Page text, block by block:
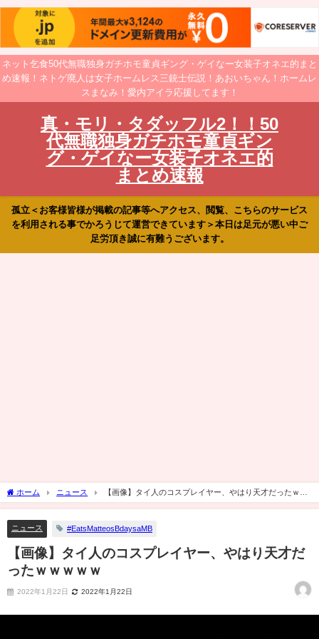
ネット乞食50代無職独身ガチホモ童貞ギング・ゲイなー女装子オネエ的まと
め速報！ネトゲ廃人は女子ホームレス三銃士伝説！あおいちゃん！ホームレ
スまなみ！愛内アイラ応援してます！
真・モリ・タダッフル2！！50
代無職独身ガチホモ童貞ギン
グ・ゲイなー女装子オネエ的
まとめ速報
孤立＜お客様皆様が掲載の記事等へアクセス、閲覧、こちらのサービス
を利用される事でかろうじて運営できています＞本日は足元が悪い中ご
足労頂き誠に有難うございます。
ホーム ニュース
【画像】タイ人のコスプレイヤー、やはり天才だったｗｗ
ｗｗｗ
ニュース #EatsMatteosBdaysaMB
【画像】タイ人のコスプレイヤー、やはり天才だ
ったｗｗｗｗｗ
2022年1月22日 2022年1月22日